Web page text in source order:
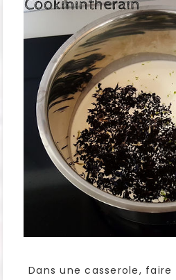
Dans une casserole, faire